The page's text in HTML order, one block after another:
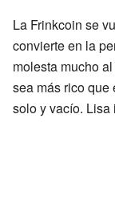
La Frinkcoin se
convierte en la
molesta mucho al
sea más rico que
solo y vacío. Lisa